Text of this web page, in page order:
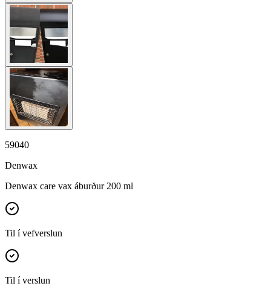
59040
Denwax
Denwax care vax áburður 200 ml
Til í vefverslun
Til í verslun